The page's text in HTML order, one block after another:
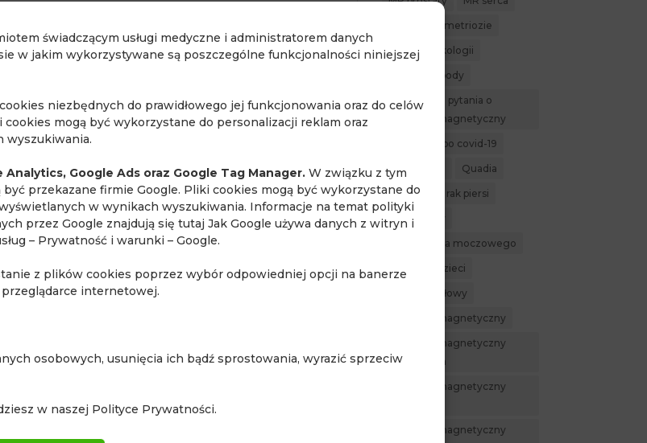
świadczącym usługi medyczne i administratorem danych
w jakim wykorzystywane są poszczególne funkcjonalności niniejszej
niezbędnych do prawidłowego jej funkcjonowania oraz do celów
mogą być wykorzystane do personalizacji reklam oraz
wyszukiwania.
Analytics, Google Ads oraz Google Tag Manager. W związku z tym
przekazane firmie Google. Pliki cookies mogą być wykorzystane do
w wynikach wyszukiwania. Informacje na temat polityki
przez Google znajdują się tutaj Jak Google używa danych z witryn i
– Prywatność i warunki – Google.
z plików cookies poprzez wybór odpowiedniej opcji na banerze
internetowej.
osobowych, usunięcia ich bądź sprostowania, wyrazić sprzeciw
w naszej Polityce Prywatności.
są o rejestrację poprzez Akademię Siemens
MR w endometriozie
MR w ginekologii
MR whole body
najczęstsze pytania o
rezonans magnetyczny
powikłania po covid-19
profilaktyka Quadia
rak nerki rak piersi
rak prostaty
rak pęcherza moczowego
rezonans dzieci
rezonans głowy
rezonans magnetyczny
rezonans magnetyczny
całego ciała
rezonans magnetyczny
rezonans magnetyczny